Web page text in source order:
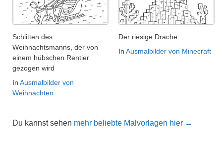
Schlitten des
Weihnachtsmanns, der von
einem hübschen Rentier
gezogen wird
In Ausmalbilder von
Weihnachten
Der riesige Drache
In Ausmalbilder von Minecraft
Du kannst sehen mehr beliebte Malvorlagen hier →